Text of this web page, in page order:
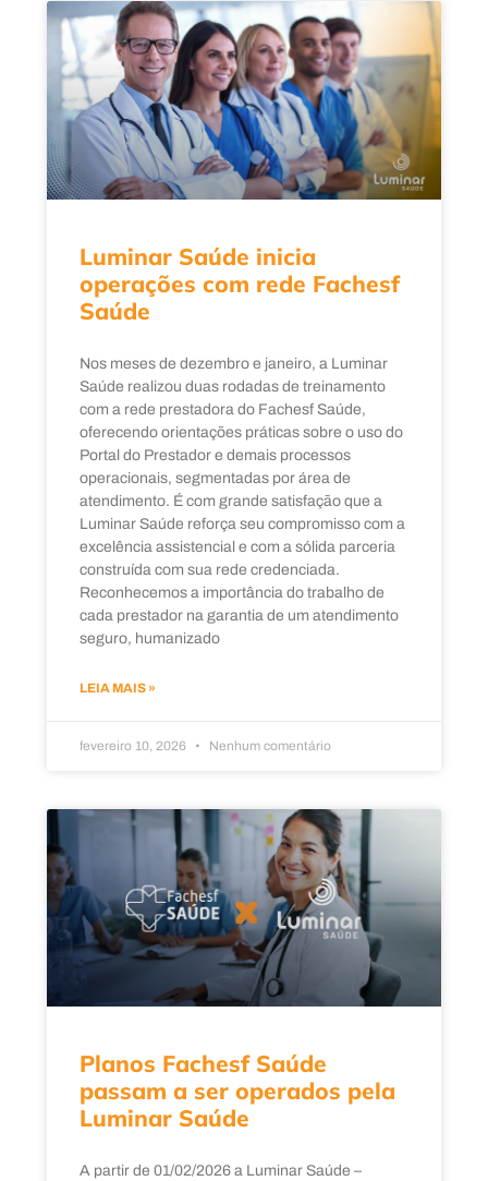
Luminar Saúde inicia
operações com rede Fachesf
Saúde
Nos meses de dezembro e janeiro, a Luminar
Saúde realizou duas rodadas de treinamento
com a rede prestadora do Fachesf Saúde,
oferecendo orientações práticas sobre o uso do
Portal do Prestador e demais processos
operacionais, segmentadas por área de
atendimento. É com grande satisfação que a
Luminar Saúde reforça seu compromisso com a
excelência assistencial e com a sólida parceria
construída com sua rede credenciada.
Reconhecemos a importância do trabalho de
cada prestador na garantia de um atendimento
seguro, humanizado
LEIA MAIS »
fevereiro 10, 2026 Nenhum comentário
Planos Fachesf Saúde
passam a ser operados pela
Luminar Saúde
A partir de 01/02/2026 a Luminar Saúde –